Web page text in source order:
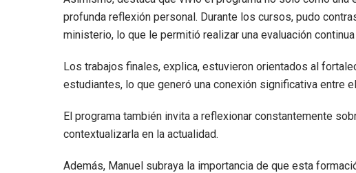
profunda reflexión personal. Durante los cursos, pudo
ministerio, lo que le permitió realizar una evaluación
Los trabajos finales, explica, estuvieron orientados al
estudiantes, lo que generó una conexión significativa entre
El programa también invita a reflexionar constantemente
contextualizarla en la actualidad.
Además, Manuel subraya la importancia de que esta